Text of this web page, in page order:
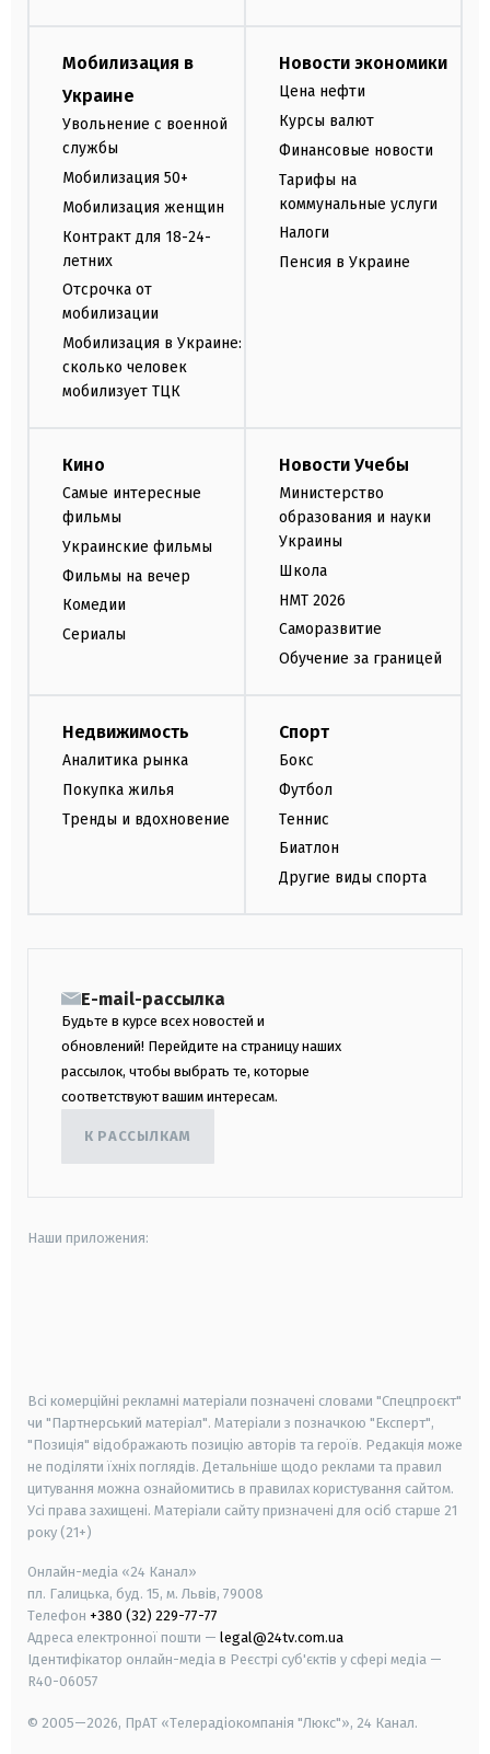
Мобилизация в
Украине
Увольнение с военной
службы
Мобилизация 50+
Мобилизация женщин
Контракт для 18-24-
летних
Отсрочка от
мобилизации
Мобилизация в Украине:
сколько человек
мобилизует ТЦК
Новости экономики
Цена нефти
Курсы валют
Финансовые новости
Тарифы на
коммунальные услуги
Налоги
Пенсия в Украине
Кино
Самые интересные
фильмы
Украинские фильмы
Фильмы на вечер
Комедии
Сериалы
Новости Учебы
Министерство
образования и науки
Украины
Школа
НМТ 2026
Саморазвитие
Обучение за границей
Недвижимость
Аналитика рынка
Покупка жилья
Тренды и вдохновение
Спорт
Бокс
Футбол
Теннис
Биатлон
Другие виды спорта
E-mail-рассылка
Будьте в курсе всех новостей и
обновлений! Перейдите на страницу наших
рассылок, чтобы выбрать те, которые
соответствуют вашим интересам.
К РАССЫЛКАМ
Наши приложения:
Всі комерційні рекламні матеріали позначені словами "Спецпроєкт"
чи "Партнерський матеріал". Матеріали з позначкою "Експерт",
"Позиція" відображають позицію авторів та героїв. Редакція може
не поділяти їхніх поглядів. Детальніше щодо реклами та правил
цитування можна ознайомитись в правилах користування сайтом.
Усі права захищені. Матеріали сайту призначені для осіб старше 21
року (21+)
Онлайн-медіа «24 Канал»
пл. Галицька, буд. 15, м. Львів, 79008
Телефон +380 (32) 229-77-77
Адреса електронної пошти — legal@24tv.com.ua
Ідентифікатор онлайн-медіа в Реєстрі суб'єктів у сфері медіа —
R40-06057
© 2005—2026, ПрАТ «Телерадіокомпанія "Люкс"», 24 Канал.